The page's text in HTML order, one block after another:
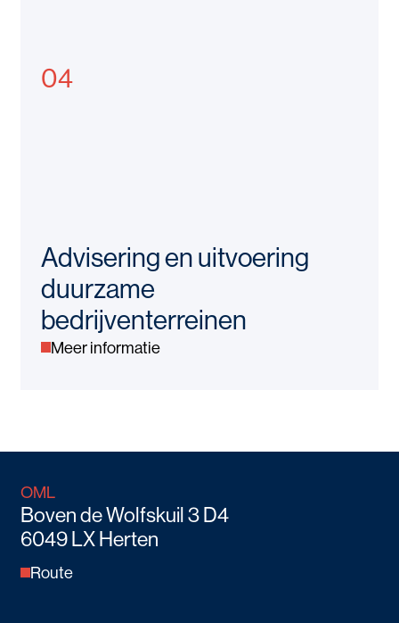
04
Advisering en uitvoering
duurzame
bedrijventerreinen
Meer informatie
OML
Boven de Wolfskuil 3 D4
6049 LX Herten
Route